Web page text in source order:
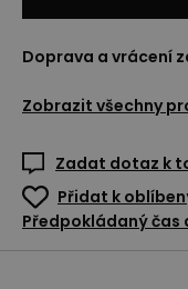
Doprava a vrácení
Zobrazit všechny
Zadat dotaz k
Přidat k
Předpokládaný čas